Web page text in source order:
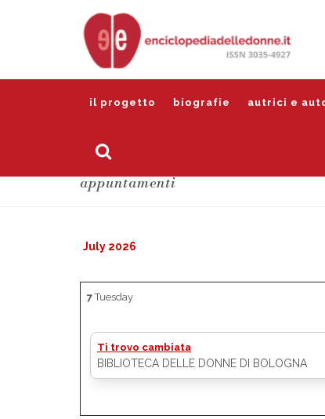
il progetto biografie autrici e
appuntamenti
July 2026
7Tuesday
Ti trovo cambiata
BIBLIOTECA DELLE DONNE DI BOLOGNA